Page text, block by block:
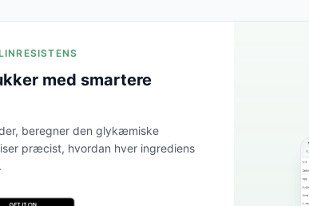
med smartere
beregner den glykæmiske
præcist, hvordan hver ingrediens